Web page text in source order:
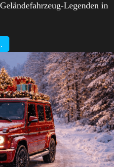
Legenden in